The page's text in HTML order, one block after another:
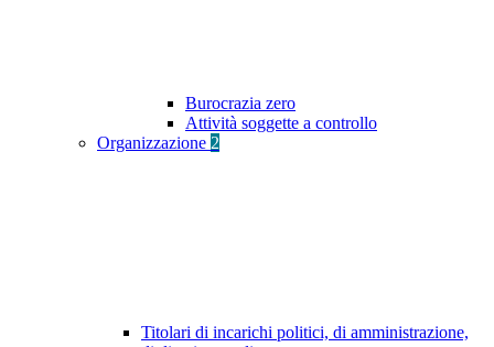
Burocrazia zero
Attività soggette a controllo
Organizzazione 2
Titolari di incarichi politici, di amministrazione,